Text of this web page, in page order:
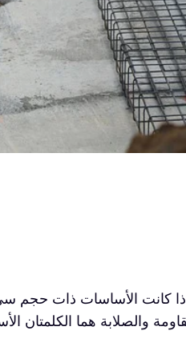
إذا كانت الأساسات ذات حجم
هما الكلمتان